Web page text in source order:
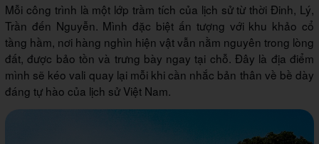
Mỗi công trình là một lớp trầm tích của lịch sử từ thời Đinh, Lý,
Trần đến Nguyễn. Mình đặc biệt ấn tượng với khu khảo cổ
tầng hầm, nơi hàng nghìn hiện vật vẫn nằm nguyên trong lòng
đất, được bảo tồn và trưng bày ngay tại chỗ. Đây là địa điểm
mình sẽ kéo vali quay lại mỗi khi cần nhắc bản thân về bề dày
đáng tự hào của lịch sử Việt Nam.